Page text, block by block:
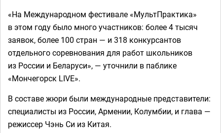
«На Международном фестивале «МультПрактика»
в этом году было много участников: более 4 тысяч
заявок, более 100 стран — и 318 конкурсантов
отдельного соревнования для работ школьников
из России и Беларуси», — уточнили в паблике
«Мончегорск LIVE».
В составе жюри были международные представители:
специалисты из России, Армении, Колумбии, и глава —
режиссер Чэнь Си из Китая.